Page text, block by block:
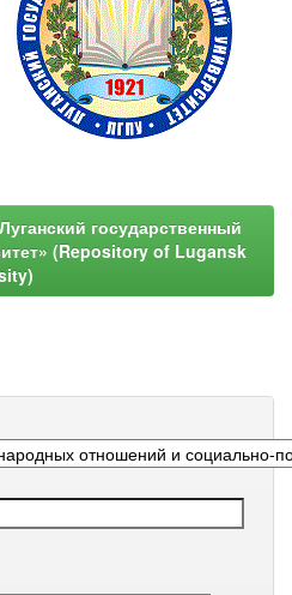
государственный
(Repository of Lugansk